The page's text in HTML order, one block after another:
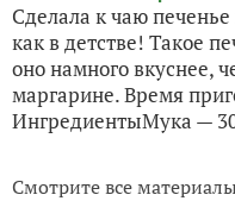
Сделала к чаю
как в детстве! Такое
оно намного вкуснее,
маргарине. Время
ИнгредиентыМука —
Смотрите все